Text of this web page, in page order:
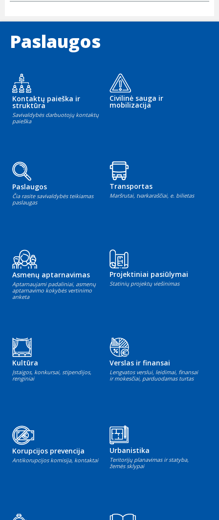
Paslaugos
Kontaktų paieška ir
struktūra
Savivaldybės darbuotojų kontaktų
paieška
Civilinė sauga ir
mobilizacija
Paslaugos
Čia rasite savivaldybės teikiamas
paslaugas
Transportas
Maršrutai, tvarkaraščiai, e. bilietas
Asmenų aptarnavimas
Aptarnaujami padaliniai, asmenų
aptarnavimo kokybės vertinimo
anketa
Projektiniai pasiūlymai
Statinių projektų viešinimas
Kultūra
Įstaigos, konkursai, stipendijos,
renginiai
Verslas ir finansai
Lengvatos verslui, leidimai, finansai
ir mokesčiai, parduodamas turtas
Korupcijos prevencija
Antikorupcijos komisija, kontaktai
Urbanistika
Teritorijų planavimas ir statyba,
žemės sklypai